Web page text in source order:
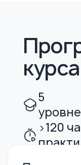
в
но
мы будем
ребёнка?
Оставьте
мы
о программе